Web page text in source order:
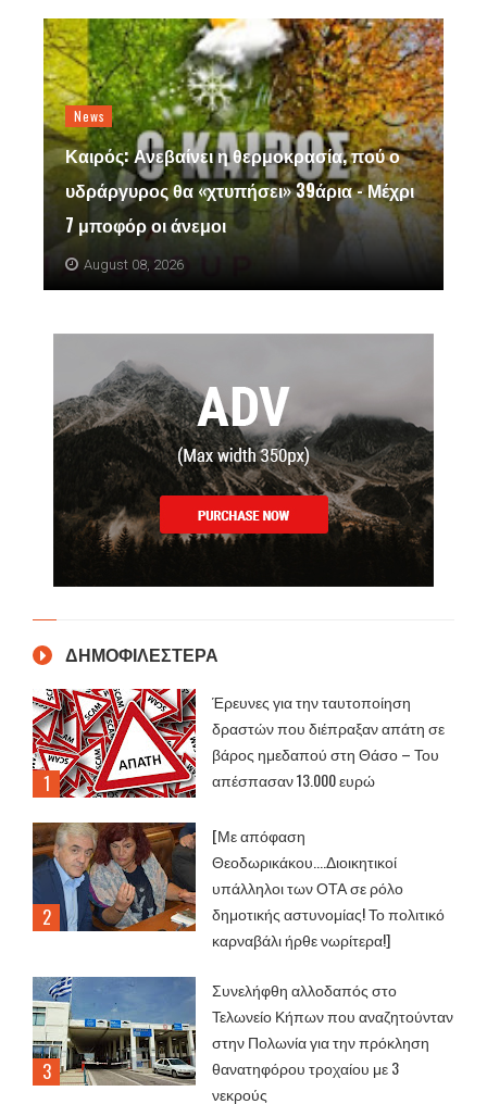
News
Καιρός: Ανεβαίνει η θερμοκρασία, πού ο
υδράργυρος θα «χτυπήσει» 39άρια - Μέχρι
7 μποφόρ οι άνεμοι
August 08, 2026
ΔΗΜΟΦΙΛΕΣΤΕΡΑ
Έρευνες για την ταυτοποίηση
δραστών που διέπραξαν απάτη σε
βάρος ημεδαπού στη Θάσο – Του
απέσπασαν 13.000 ευρώ
[Με απόφαση
Θεοδωρικάκου....Διοικητικοί
υπάλληλοι των ΟΤΑ σε ρόλο
δημοτικής αστυνομίας! Το πολιτικό
καρναβάλι ήρθε νωρίτερα!]
Συνελήφθη αλλοδαπός στο
Τελωνείο Κήπων που αναζητούνταν
στην Πολωνία για την πρόκληση
θανατηφόρου τροχαίου με 3
νεκρούς